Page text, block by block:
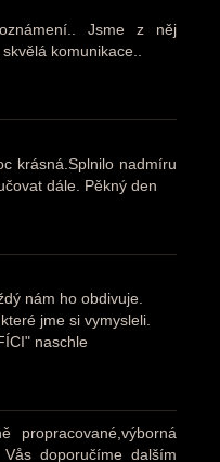
Jsme z něj
komunikace..
krásná.Splnilo nadmíru
dále. Pěkný den
nám ho obdivuje.
jme si vymysleli.
naschle
propracované,výborná
Vås doporučíme dalším